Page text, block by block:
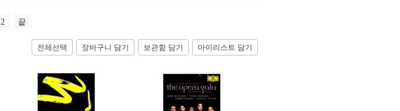
2 끝
전체선택 장바구니 담기 보관함 담기 마이리스트 담기